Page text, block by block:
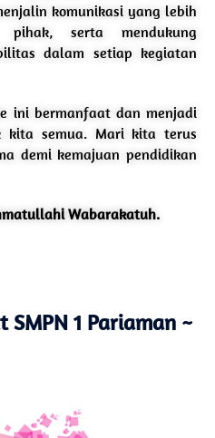
komunikasi yang lebih
serta mendukung
dalam setiap kegiatan
ini bermanfaat dan menjadi
semua. Mari kita terus
demi kemajuan pendidikan
Wabarakatuh.
SMPN 1 Pariaman ~